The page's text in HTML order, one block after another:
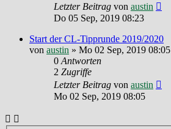
Letzter Beitrag von austin
Do 05 Sep, 2019 08:23
Start der CL-Tipprunde 2019/2020
von austin » Mo 02 Sep, 2019 08:05
0 Antworten
2 Zugriffe
Letzter Beitrag von austin
Mo 02 Sep, 2019 08:05